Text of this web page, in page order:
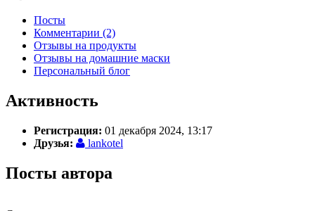
Посты
Комментарии (2)
Отзывы на продукты
Отзывы на домашние маски
Персональный блог
Активность
Регистрация: 01 декабря 2024, 13:17
Друзья:
lankotel
Посты автора